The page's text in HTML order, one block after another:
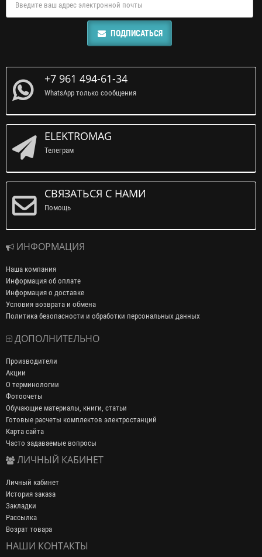
ПОДПИСАТЬСЯ
+7 961 494-61-34
WhatsApp только сообщения
ELEKTROMAG
Телеграм
СВЯЗАТЬСЯ С НАМИ
Помощь
ИНФОРМАЦИЯ
Наша компания
Информация об оплате
Информация о доставке
Условия возврата и обмена
Политика безопасности и обработки персональных данных
ДОПОЛНИТЕЛЬНО
Производители
Акции
О терминологии
Фотоочеты
Обучающие материалы, книги, статьи
Готовые расчеты комплектов электростанций
Карта сайта
Часто задаваемые вопросы
ЛИЧНЫЙ КАБИНЕТ
Личный кабинет
История заказа
Закладки
Рассылка
Возрат товара
НАШИ КОНТАКТЫ